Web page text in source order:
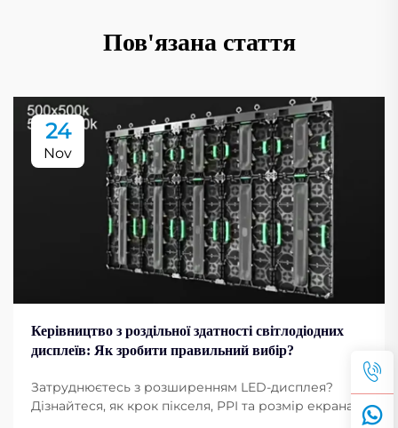
Пов'язана стаття
24
Nov
Керівництво з роздільної здатності світлодіодних
дисплеїв: Як зробити правильний вибір?
Затруднюєтесь з розширенням LED-дисплея?
Дізнайтеся, як крок пікселя, PPI та розмір екрана